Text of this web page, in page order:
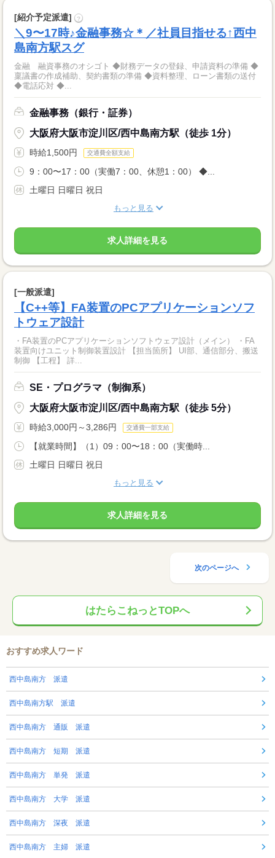
[紹介予定派遣] ?
＼9〜17時♪金融事務☆＊／社員目指せる↑西中
島南方駅スグ
金融 融資事務のオシゴト ◆財務データの登録、申請資料の準備 ◆
稟議書の作成補助、契約書類の準備 ◆資料整理、ローン書類の送付
◆電話応対 ◆...
金融事務（銀行・証券）
大阪府大阪市淀川区/西中島南方駅（徒歩 1分）
時給1,500円 交通費全額支給
9：00〜17：00（実働7：00、休憩1：00） ◆...
土曜日 日曜日 祝日
もっと見る
求人詳細を見る
[一般派遣]
【C++等】FA装置のPCアプリケーションソフ
トウェア設計
・FA装置のPCアプリケーションソフトウェア設計（メイン） ・FA
装置向けユニット制御装置設計 【担当箇所】 UI部、通信部分、搬送
制御 【工程】 詳...
SE・プログラマ（制御系）
大阪府大阪市淀川区/西中島南方駅（徒歩 5分）
時給3,000円～3,286円 交通費一部支給
【就業時間】（1）09：00〜18：00（実働時...
土曜日 日曜日 祝日
もっと見る
求人詳細を見る
次のページへ
はたらこねっとTOPへ
おすすめ求人ワード
西中島南方 派遣
西中島南方駅 派遣
西中島南方 通販 派遣
西中島南方 短期 派遣
西中島南方 単発 派遣
西中島南方 大学 派遣
西中島南方 深夜 派遣
西中島南方 主婦 派遣